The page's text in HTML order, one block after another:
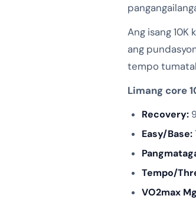
Ang isang
ang
tempo
Limang core
Recovery:
Easy/Base:
Tempo/
VO2max